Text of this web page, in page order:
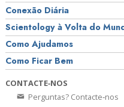
Conexão Diária
Scientology à Volta do
Como Ajudamos
Como Ficar Bem
CONTACTE‑NOS
Perguntas? Contacte‑nos